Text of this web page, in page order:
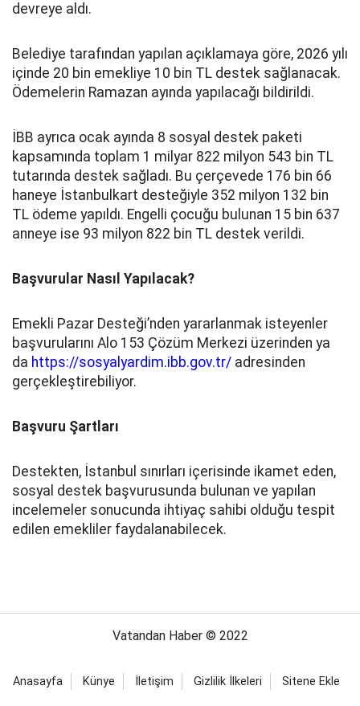
devreye aldı.
Belediye tarafından yapılan açıklamaya göre, 2026 yılı
içinde 20 bin emekliye 10 bin TL destek sağlanacak.
Ödemelerin Ramazan ayında yapılacağı bildirildi.
İBB ayrıca ocak ayında 8 sosyal destek paketi
kapsamında toplam 1 milyar 822 milyon 543 bin TL
tutarında destek sağladı. Bu çerçevede 176 bin 66
haneye İstanbulkart desteğiyle 352 milyon 132 bin
TL ödeme yapıldı. Engelli çocuğu bulunan 15 bin 637
anneye ise 93 milyon 822 bin TL destek verildi.
Başvurular Nasıl Yapılacak?
Emekli Pazar Desteği’nden yararlanmak isteyenler
başvurularını Alo 153 Çözüm Merkezi üzerinden ya
da https://sosyalyardim.ibb.gov.tr/ adresinden
gerçekleştirebiliyor.
Başvuru Şartları
Destekten, İstanbul sınırları içerisinde ikamet eden,
sosyal destek başvurusunda bulunan ve yapılan
incelemeler sonucunda ihtiyaç sahibi olduğu tespit
edilen emekliler faydalanabilecek.
Vatandan Haber © 2022
Anasayfa Künye İletişim Gizlilik İlkeleri Sitene Ekle